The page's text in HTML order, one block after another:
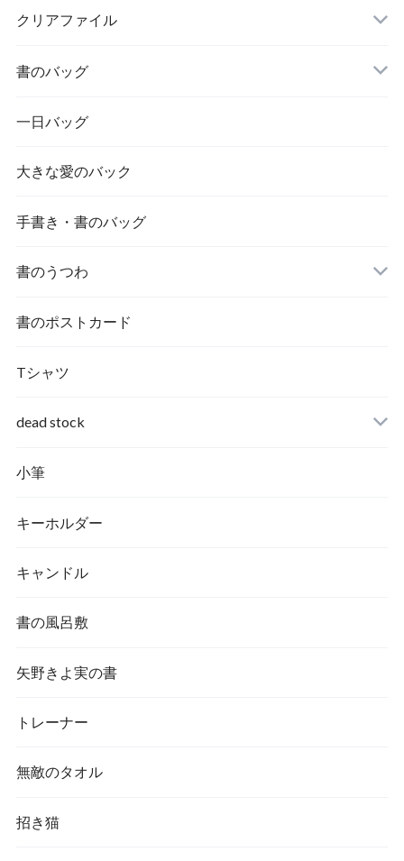
クリアファイル
書のバッグ
一日バッグ
大きな愛のバック
手書き・書のバッグ
書のうつわ
書のポストカード
Tシャツ
dead stock
小筆
キーホルダー
キャンドル
書の風呂敷
矢野きよ実の書
トレーナー
無敵のタオル
招き猫